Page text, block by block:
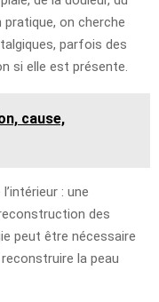
pratique, on cherche
parfois des
si elle est présente.
cause,
: une
des
peut être nécessaire
la peau